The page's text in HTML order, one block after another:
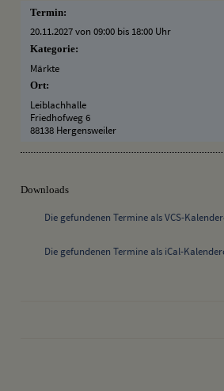
Termin:
20.11.2027 von 09:00 bis 18:00 Uhr
Kategorie:
Märkte
Ort:
Leiblachhalle
Friedhofweg 6
88138 Hergensweiler
Downloads
Die gefundenen Termine als VCS-
Die gefundenen Termine als iCal-